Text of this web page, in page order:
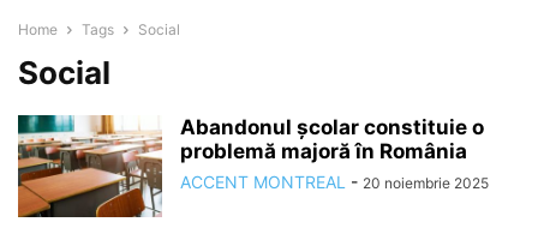
Home Tags Social
Social
Abandonul școlar constituie o
problemă majoră în România
ACCENT MONTREAL - 20 noiembrie 2025